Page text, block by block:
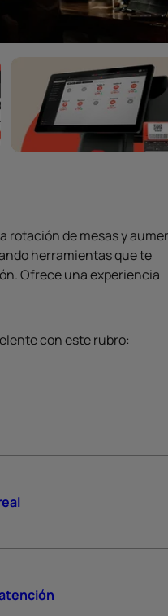
rotación de mesas y
herramientas que te
Ofrece una experiencia
con este rubro: